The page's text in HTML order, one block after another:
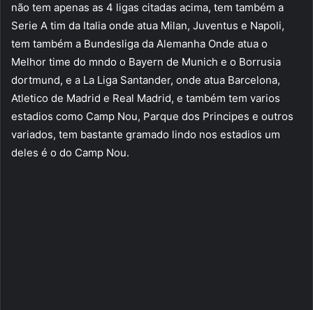
não tem apenas as 4 ligas citadas acima, tem também a
Serie A tim da Italia onde atua Milan, Juventus e Napoli,
tem também a Bundesliga da Alemanha Onde atua o
Melhor time do mndo o Bayern de Munich e o Borrusia
dortmund, e a La Liga Santander, onde atua Barcelona,
Atletico de Madrid e Real Madrid, e também tem varios
estadios como Camp Nou, Parque dos Principes e outros
variados, tem bastante gramado lindo nos estadios um
deles é o do Camp Nou.